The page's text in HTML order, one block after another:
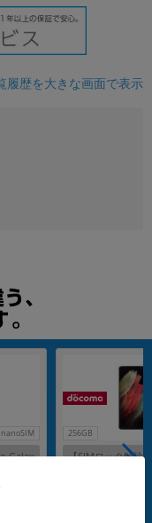
履歴を大きな画面で表示
nanoSIM
Galax
256GB
【SIMロック解除